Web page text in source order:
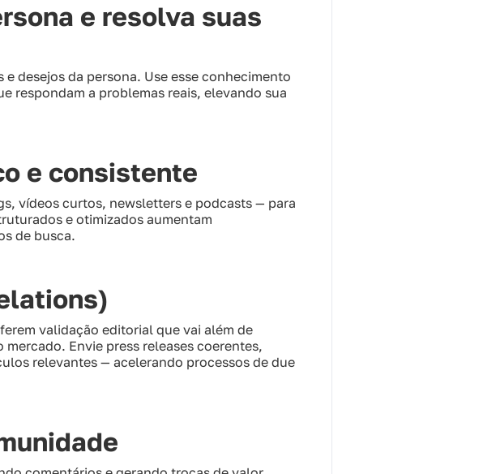
e resolva suas
desejos da persona. Use esse conhecimento
respondam a problemas reais, elevando sua
e consistente
vídeos curtos, newsletters e podcasts — para
e otimizados aumentam
de busca.
validação editorial que vai além de
Envie press releases coerentes,
relevantes — acelerando processos de due